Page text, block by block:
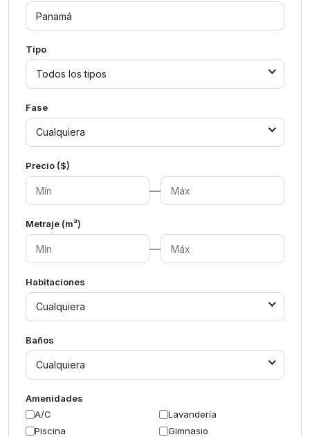
Tipo
Todos los tipos
Fase
Cualquiera
Precio ($)
—
Metraje (m²)
—
Habitaciones
Cualquiera
Baños
Cualquiera
Amenidades
A/C
Lavandería
Piscina
Gimnasio